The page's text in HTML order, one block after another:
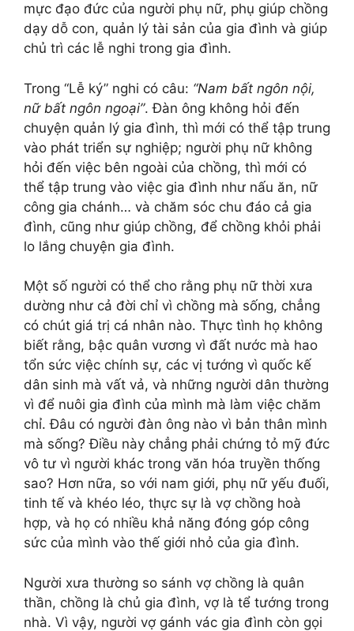
mực đạo đức của người phụ nữ, phụ giúp chồng
dạy dỗ con, quản lý tài sản của gia đình và giúp
chủ trì các lễ nghi trong gia đình.
Trong “Lễ ký” nghi có câu: “Nam bất ngôn nội,
nữ bất ngôn ngoại”. Đàn ông không hỏi đến
chuyện quản lý gia đình, thì mới có thể tập trung
vào phát triển sự nghiệp; người phụ nữ không
hỏi đến việc bên ngoài của chồng, thì mới có
thể tập trung vào việc gia đình như nấu ăn, nữ
công gia chánh… và chăm sóc chu đáo cả gia
đình, cũng như giúp chồng, để chồng khỏi phải
lo lắng chuyện gia đình.
Một số người có thể cho rằng phụ nữ thời xưa
dường như cả đời chỉ vì chồng mà sống, chẳng
có chút giá trị cá nhân nào. Thực tình họ không
biết rằng, bậc quân vương vì đất nước mà hao
tổn sức việc chính sự, các vị tướng vì quốc kế
dân sinh mà vất vả, và những người dân thường
vì để nuôi gia đình của mình mà làm việc chăm
chỉ. Đâu có người đàn ông nào vì bản thân mình
mà sống? Điều này chẳng phải chứng tỏ mỹ đức
vô tư vì người khác trong văn hóa truyền thống
sao? Hơn nữa, so với nam giới, phụ nữ yếu đuối,
tinh tế và khéo léo, thực sự là vợ chồng hoà
hợp, và họ có nhiều khả năng đóng góp công
sức của mình vào thế giới nhỏ của gia đình.
Người xưa thường so sánh vợ chồng là quân
thần, chồng là chủ gia đình, vợ là tể tướng trong
nhà. Vì vậy, người vợ gánh vác gia đình còn gọi